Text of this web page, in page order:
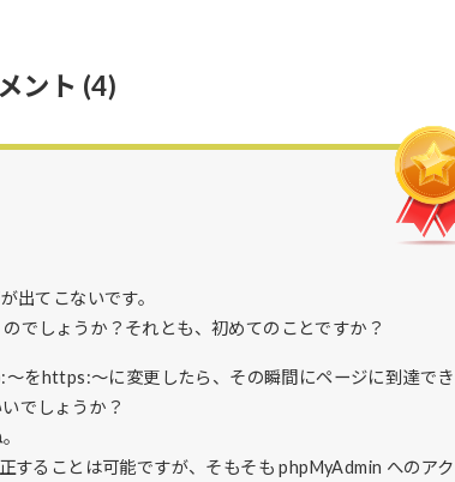
ント (4)
出てこないです。
でしょうか？それとも、初めてのことですか？
をhttps:～に変更したら、その瞬間にページに到達でき
でしょうか？
することは可能ですが、そもそも phpMyAdmin へのアク